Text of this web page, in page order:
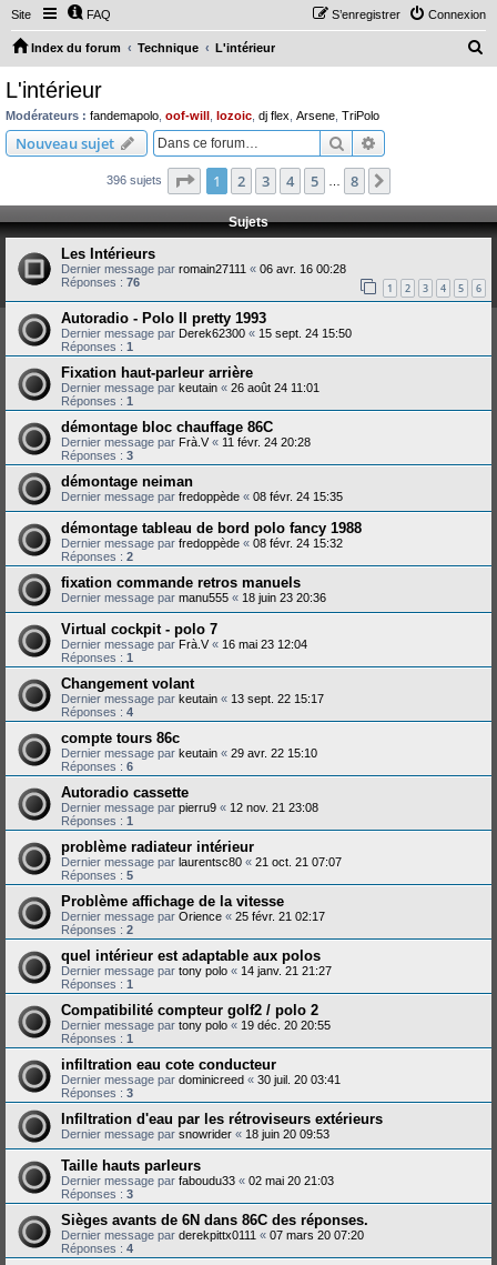
Site FAQ Connexion
S’enregistrer
Index du forum Technique L'intérieur
c
h
L'intérieur
Modérateurs : fandemapolo oof-will lozoic dj flex Arsene TriPolo
Nouveau sujet Rechercher
396 sujets Page 1sur8
1 2 3 4 5 8
Sujets
Les Intérieurs
Dernier message par romain27111 « 06 avr. 16 00:28
Réponses : 76 1 2 3 4 5 6
Autoradio - Polo II pretty 1993
Dernier message par Derek62300 « 15 sept. 24 15:50
Réponses : 1
Fixation haut-parleur arrière
Dernier message par keutain « 26 août 24 11:01
Réponses : 1
démontage bloc chauffage 86C
Dernier message par Frà.V« 11 févr. 24 20:28
Réponses : 3
démontage neiman
Dernier message par fredoppède « 08 févr. 24 15:35
démontage tableau de bord polo fancy 1988
Dernier message par fredoppède « 08 févr. 24 15:32
Réponses : 2
fixation commande retros manuels
Dernier message par manu555 « 18 juin 23 20:36
Virtual cockpit - polo 7
Dernier message par Frà.V« 16 mai 23 12:04
Réponses : 1
Changement volant
Dernier message par keutain « 13 sept. 22 15:17
Réponses : 4
compte tours 86c
Dernier message par keutain « 29 avr. 22 15:10
Réponses : 6
Autoradio cassette
Dernier message par pierru9 « 12 nov. 21 23:08
Réponses : 1
problème radiateur intérieur
Dernier message par laurentsc80 « 21 oct. 21 07:07
Réponses : 5
Problème affichage de la vitesse
Dernier message par Orience « 25 févr. 21 02:17
Réponses : 2
quel intérieur est adaptable aux polos
Dernier message par tony polo « 14 janv. 21 21:27
Réponses : 1
Compatibilité compteur golf2 / polo 2
Dernier message par tony polo « 19 déc. 20 20:55
Réponses : 1
infiltration eau cote conducteur
Dernier message par dominicreed « 30 juil. 20 03:41
Réponses : 3
Infiltration d'eau par les rétroviseurs extérieurs
Dernier message par snowrider « 18 juin 20 09:53
Taille hauts parleurs
Dernier message par faboudu33 « 02 mai 20 21:03
Réponses : 3
Sièges avants de 6N dans 86C des réponses.
Dernier message par derekpittx0111 « 07 mars 20 07:20
Réponses : 4